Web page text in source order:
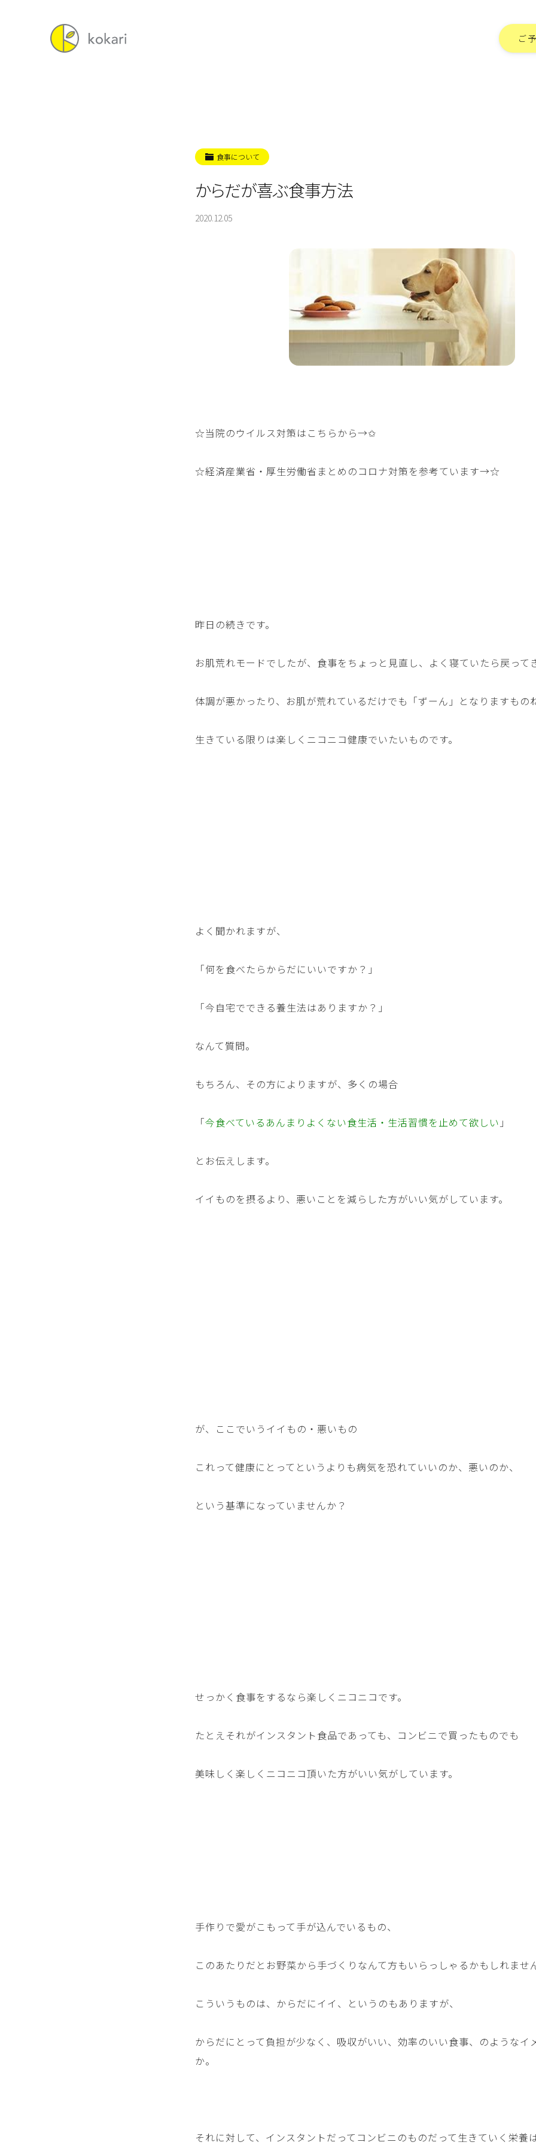
ご
食事について
からだが喜ぶ食事方法
2020.12.05
☆当院のウイルス対策はこちらから→✩
☆経済産業省・厚生労働省まとめのコロナ対策を参考ています→☆
昨日の続きです。
お肌荒れモードでしたが、食事をちょっと見直し、よく寝ていたら戻って
体調が悪かったり、お肌が荒れているだけでも「ずーん」となりますもの
生きている限りは楽しくニコニコ健康でいたいものです。
よく聞かれますが、
「何を食べたらからだにいいですか？」
「今自宅でできる養生法はありますか？」
なんて質問。
もちろん、その方によりますが、多くの場合
「今食べているあんまりよくない食生活・生活習慣を止めて欲しい 」
とお伝えします。
イイものを摂るより、悪いことを減らした方がいい気がしています。
が、ここでいうイイもの・悪いもの
これって健康にとってというよりも病気を恐れていいのか、悪いのか、
という基準になっていませんか？
せっかく食事をするなら楽しくニコニコです。
たとえそれがインスタント食品であっても、コンビニで買ったものでも
美味しく楽しくニコニコ頂いた方がいい気がしています。
手作りで愛がこもって手が込んでいるもの、
このあたりだとお野菜から手づくりなんて方もいらっしゃるかもしれませ
こういうものは、からだにイイ、というのもありますが、
からだにとって負担が少なく、吸収がいい、効率のいい食事、のようなイ
か。
それに対して、インスタントだってコンビニのものだって生きていく栄養